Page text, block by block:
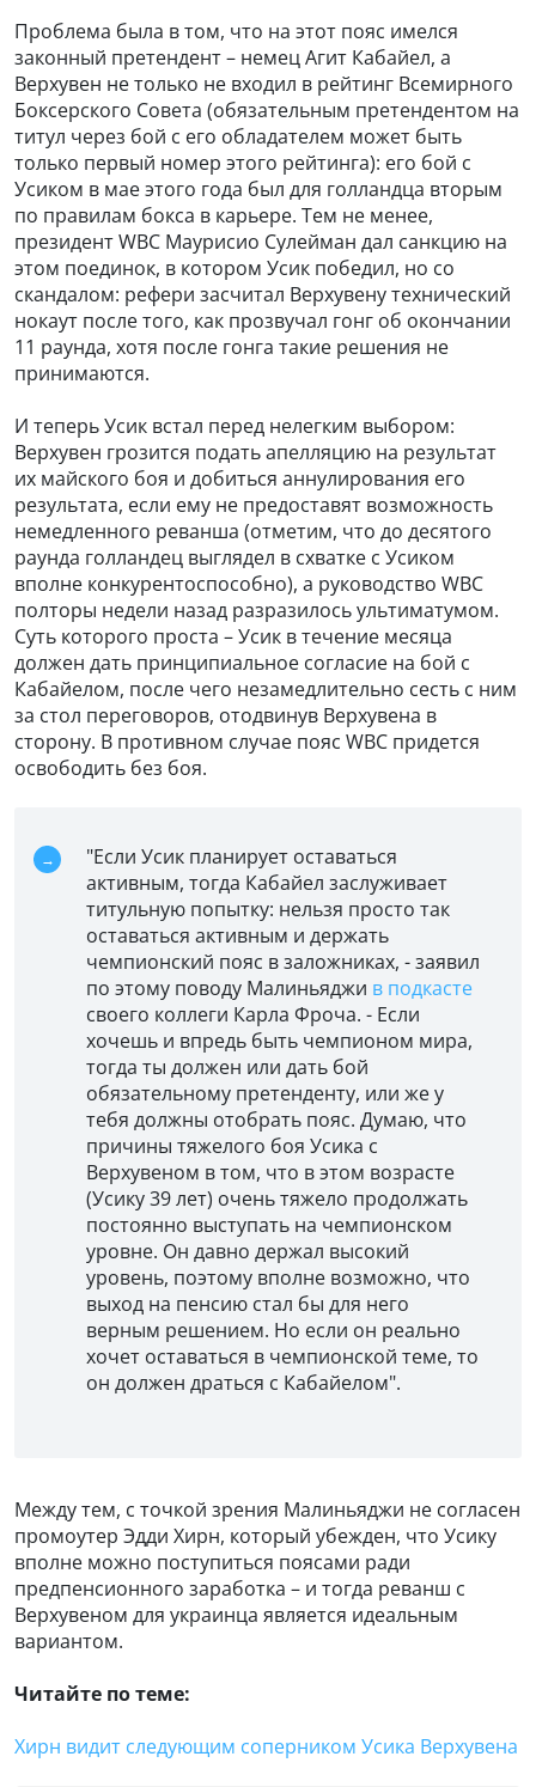
Проблема была в том, что на этот пояс имелся
законный претендент – немец Агит Кабайел, а
Верхувен не только не входил в рейтинг Всемирного
Боксерского Совета (обязательным претендентом на
титул через бой с его обладателем может быть
только первый номер этого рейтинга): его бой с
Усиком в мае этого года был для голландца вторым
по правилам бокса в карьере. Тем не менее,
президент WBC Маурисио Сулейман дал санкцию на
этом поединок, в котором Усик победил, но со
скандалом: рефери засчитал Верхувену технический
нокаут после того, как прозвучал гонг об окончании
11 раунда, хотя после гонга такие решения не
принимаются.
И теперь Усик встал перед нелегким выбором:
Верхувен грозится подать апелляцию на результат
их майского боя и добиться аннулирования его
результата, если ему не предоставят возможность
немедленного реванша (отметим, что до десятого
раунда голландец выглядел в схватке с Усиком
вполне конкурентоспособно), а руководство WBC
полторы недели назад разразилось ультиматумом.
Суть которого проста – Усик в течение месяца
должен дать принципиальное согласие на бой с
Кабайелом, после чего незамедлительно сесть с ним
за стол переговоров, отодвинув Верхувена в
сторону. В противном случае пояс WBC придется
освободить без боя.
"Если Усик планирует оставаться
активным, тогда Кабайел заслуживает
титульную попытку: нельзя просто так
оставаться активным и держать
чемпионский пояс в заложниках, - заявил
по этому поводу Малиньяджи в подкасте
своего коллеги Карла Фроча. - Если
хочешь и впредь быть чемпионом мира,
тогда ты должен или дать бой
обязательному претенденту, или же у
тебя должны отобрать пояс. Думаю, что
причины тяжелого боя Усика с
Верхувеном в том, что в этом возрасте
(Усику 39 лет) очень тяжело продолжать
постоянно выступать на чемпионском
уровне. Он давно держал высокий
уровень, поэтому вполне возможно, что
выход на пенсию стал бы для него
верным решением. Но если он реально
хочет оставаться в чемпионской теме, то
он должен драться с Кабайелом".
Между тем, с точкой зрения Малиньяджи не согласен
промоутер Эдди Хирн, который убежден, что Усику
вполне можно поступиться поясами ради
предпенсионного заработка – и тогда реванш с
Верхувеном для украинца является идеальным
вариантом.
Читайте по теме:
Хирн видит следующим соперником Усика Верхувена